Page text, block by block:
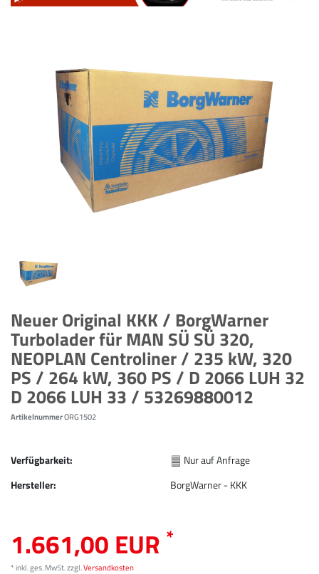
Neuer Original KKK / BorgWarner
Turbolader für MAN SÜ SÜ 320,
NEOPLAN Centroliner / 235 kW, 320
PS / 264 kW, 360 PS / D 2066 LUH 32
D 2066 LUH 33 / 53269880012
ArtikelnummerORG1502
Verfügbarkeit:
Hersteller:
Nur auf Anfrage
BorgWarner - KKK
1.661,00 EUR *
* inkl. ges. MwSt. zzgl.Versandkosten